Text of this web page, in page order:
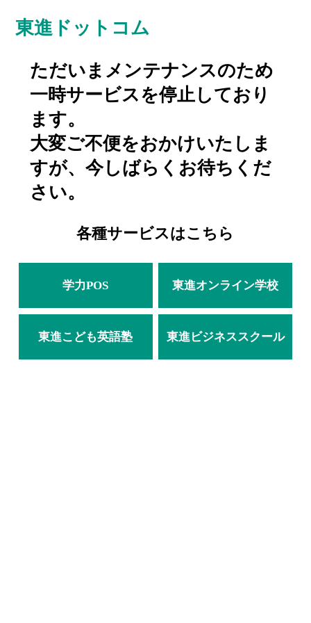
東進ドットコム
ただいまメンテナンスのため
一時サービスを停止しており
ます。
大変ご不便をおかけいたしま
すが、今しばらくお待ちくだ
さい。
各種サービスはこちら
学力POS 東進オンライン学校
東進こども英語塾 東進ビジネススクール